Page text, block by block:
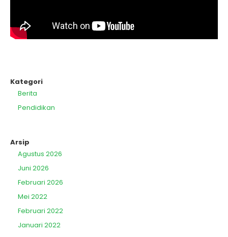
Kategori
Berita
Pendidikan
Arsip
Agustus 2026
Juni 2026
Februari 2026
Mei 2022
Februari 2022
Januari 2022